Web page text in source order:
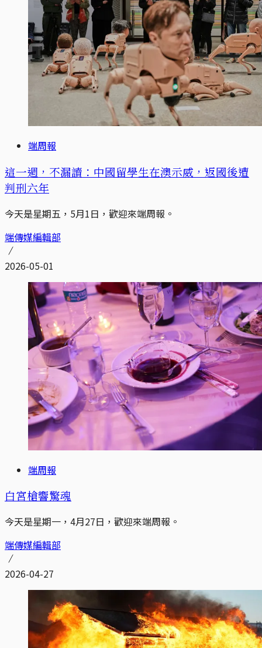
端周報
這一週，不漏讀：中國留學生在澳示威，返國後遭
判刑六年
今天是星期五，5月1日，歡迎來端周報。
端傳媒編輯部
2026-05-01
端周報
白宮槍響驚魂
今天是星期一，4月27日，歡迎來端周報。
端傳媒編輯部
2026-04-27